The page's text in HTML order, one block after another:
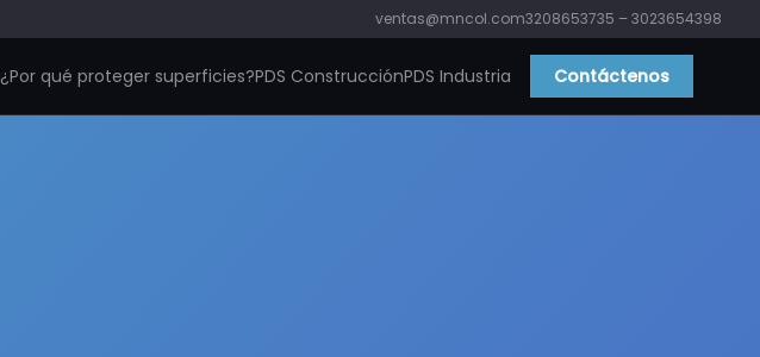
ventas@mncol.com3208653735 – 3023654398
¿Por qué proteger superficies?PDS ConstrucciónPDS Industria Contáctenos